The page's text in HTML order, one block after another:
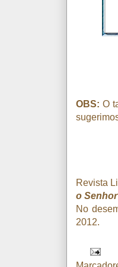
OBS: O
Revista
o
No
2012.